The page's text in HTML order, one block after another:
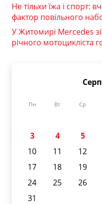
Не тільки їжа і спорт:
фактор повільного
У Житомирі Mercedes
річного мотоцикліста
Пн Вт Ср
3
4 5
10
11 12
17
18 19
24
25 26
31